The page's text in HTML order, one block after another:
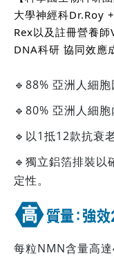
大學神經科Dr.Roy
Rex以及註冊營養
DNA科研 協同效應
🔹88% 亞洲人細
🔹80% 亞洲人細
🔹以1抵12款抗衰
🔹獨立鋁箔排裝
定性。
每粒NMN含量高